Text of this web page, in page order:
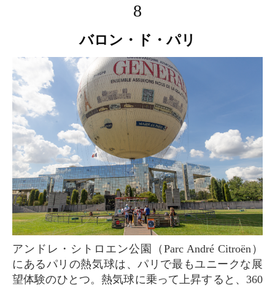
8
バロン・ド・パリ
アンドレ・シトロエン公園（Parc André Citroën）
にあるパリの熱気球は、パリで最もユニークな展
望体験のひとつ。熱気球に乗って上昇すると、360